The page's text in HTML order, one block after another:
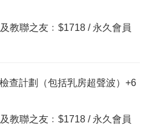
教聯之友﹕$1718 / 永久會員
查計劃（包括乳房超聲波）+6
教聯之友﹕$1718 / 永久會員